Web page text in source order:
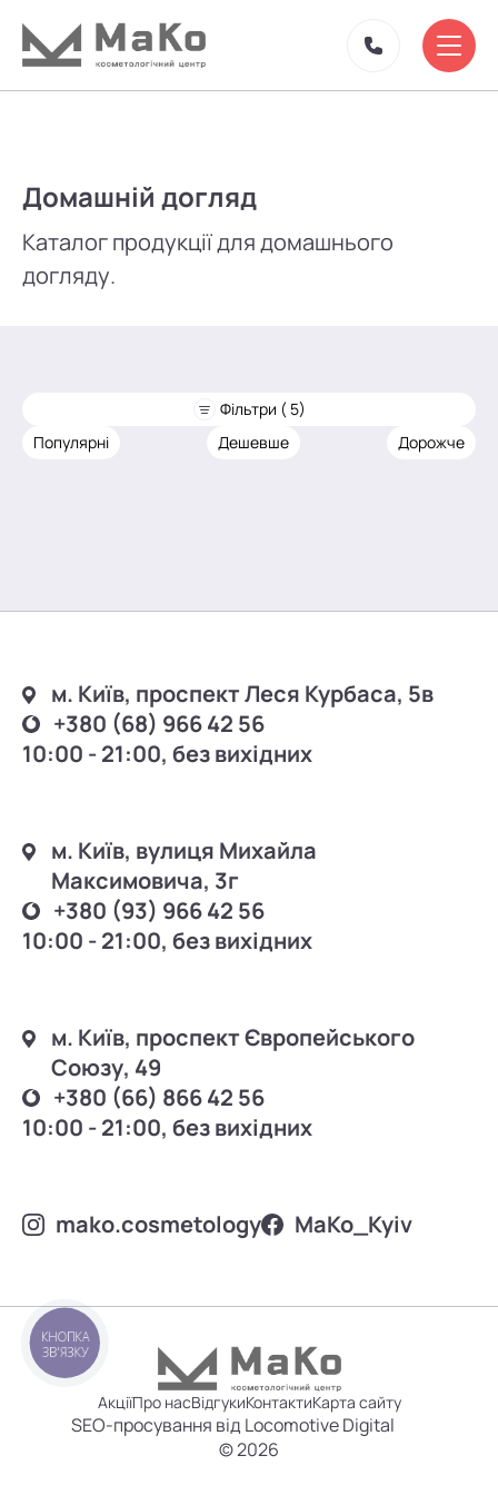
Домашній догляд
Каталог продукції для домашнього
догляду.
Фільтри ( 5)
Популярні
Дешевше Дорожче
м. Київ, проспект Леся Курбаса, 5в
+380 (68) 966 42 56
10:00 - 21:00, без вихідних
м. Київ, вулиця Михайла
Максимовича, 3г
+380 (93) 966 42 56
10:00 - 21:00, без вихідних
м. Київ, проспект Європейського
Союзу, 49
+380 (66) 866 42 56
10:00 - 21:00, без вихідних
mako.cosmetology MаKo_Kyiv
АкціїПро насВідгукиКонтактиКарта сайту
SEO-просування від Locomotive Digital
© 2026
КНОПКА
ЗВ'ЯЗКУ